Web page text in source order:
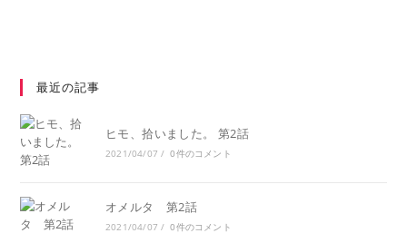
最近の記事
ヒモ、拾いました。 第2話
2021/04/07 / 0件のコメント
オメルタ 第2話
2021/04/07 / 0件のコメント